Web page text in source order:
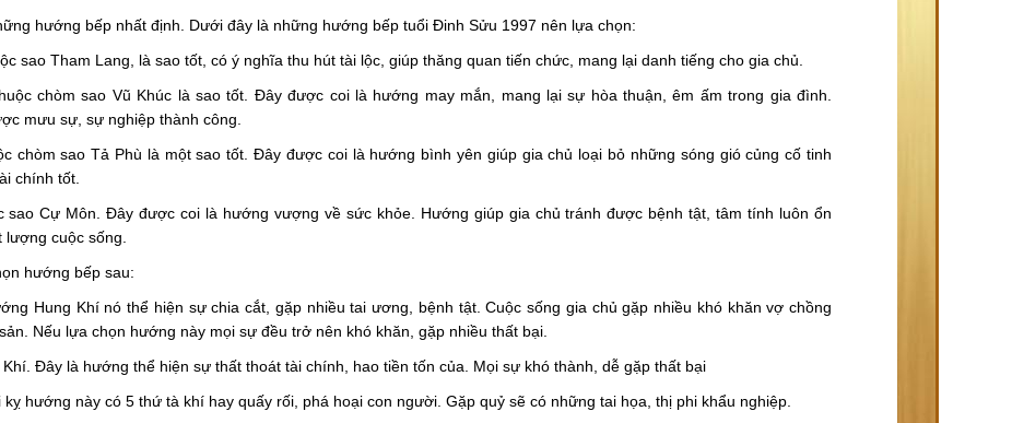
hướng bếp nhất định. Dưới đây là những hướng bếp tuổi Đinh Sửu 1997 nên lựa chọn:
sao Tham Lang, là sao tốt, có ý nghĩa thu hút tài lộc, giúp thăng quan tiến chức, mang lại danh tiếng cho gia chủ.
chòm sao Vũ Khúc là sao tốt. Đây được coi là hướng may mắn, mang lại sự hòa thuận, êm ấm trong gia đình.
mưu sự, sự nghiệp thành công.
chòm sao Tả Phù là một sao tốt. Đây được coi là hướng bình yên giúp gia chủ loại bỏ những sóng gió củng cố tinh
chính tốt.
sao Cự Môn. Đây được coi là hướng vượng về sức khỏe. Hướng giúp gia chủ tránh được bệnh tật, tâm tính luôn ổn
cuộc sống.
hướng bếp sau:
Hung Khí nó thể hiện sự chia cắt, gặp nhiều tai ương, bệnh tật. Cuộc sống gia chủ gặp nhiều khó khăn vợ chồng
Nếu lựa chọn hướng này mọi sự đều trở nên khó khăn, gặp nhiều thất bại.
Đây là hướng thể hiện sự thất thoát tài chính, hao tiền tốn của. Mọi sự khó thành, dễ gặp thất bại
hướng này có 5 thứ tà khí hay quấy rối, phá hoại con người. Gặp quỷ sẽ có những tai họa, thị phi khẩu nghiệp.